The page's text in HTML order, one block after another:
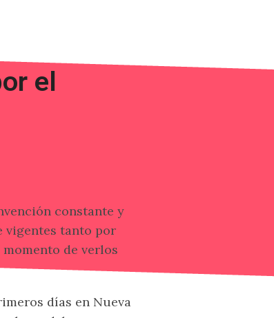
el
constante y
vigentes tanto por
de verlos
días en Nueva